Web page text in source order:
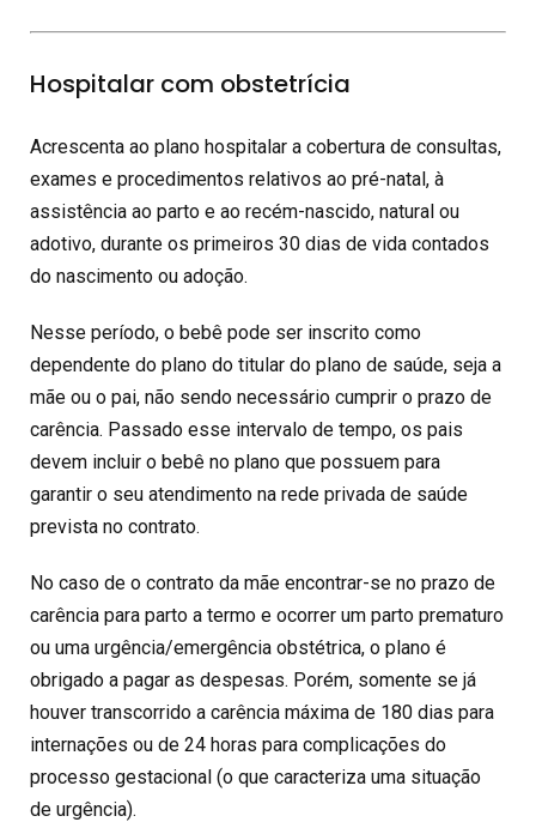
Hospitalar com obstetrícia
Acrescenta ao plano hospitalar a cobertura de consultas,
exames e procedimentos relativos ao pré-natal, à
assistência ao parto e ao recém-nascido, natural ou
adotivo, durante os primeiros 30 dias de vida contados
do nascimento ou adoção.
Nesse período, o bebê pode ser inscrito como
dependente do plano do titular do plano de saúde, seja a
mãe ou o pai, não sendo necessário cumprir o prazo de
carência. Passado esse intervalo de tempo, os pais
devem incluir o bebê no plano que possuem para
garantir o seu atendimento na rede privada de saúde
prevista no contrato.
No caso de o contrato da mãe encontrar-se no prazo de
carência para parto a termo e ocorrer um parto prematuro
ou uma urgência/emergência obstétrica, o plano é
obrigado a pagar as despesas. Porém, somente se já
houver transcorrido a carência máxima de 180 dias para
internações ou de 24 horas para complicações do
processo gestacional (o que caracteriza uma situação
de urgência).